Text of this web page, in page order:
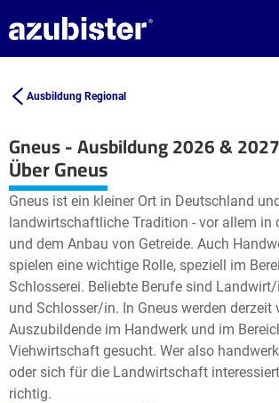
Ausbildung Regional
Gneus - Ausbildung 2026 & 2027
+
−
Leaflet| ©
Über Gneus
Gneus ist ein kleiner Ort in Deutschland
landwirtschaftliche Tradition - vor allem in
und dem Anbau von Getreide. Auch
spielen eine wichtige Rolle, speziell im
Schlosserei. Beliebte Berufe sind
und Schlosser/in. In Gneus werden derzeit
Auszubildende im Handwerk und im
Viehwirtschaft gesucht. Wer also
oder sich für die Landwirtschaft
richtig.